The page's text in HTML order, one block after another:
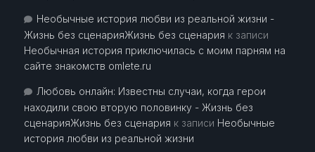
Необычные история любви из реальной жизни -
Жизнь без сценарияЖизнь без сценария к записи
Необычная история приключилась с моим парням на
сайте знакомств omlete.ru
Любовь онлайн: Известны случаи, когда герои
находили свою вторую половинку - Жизнь без
сценарияЖизнь без сценария к записи Необычные
история любви из реальной жизни